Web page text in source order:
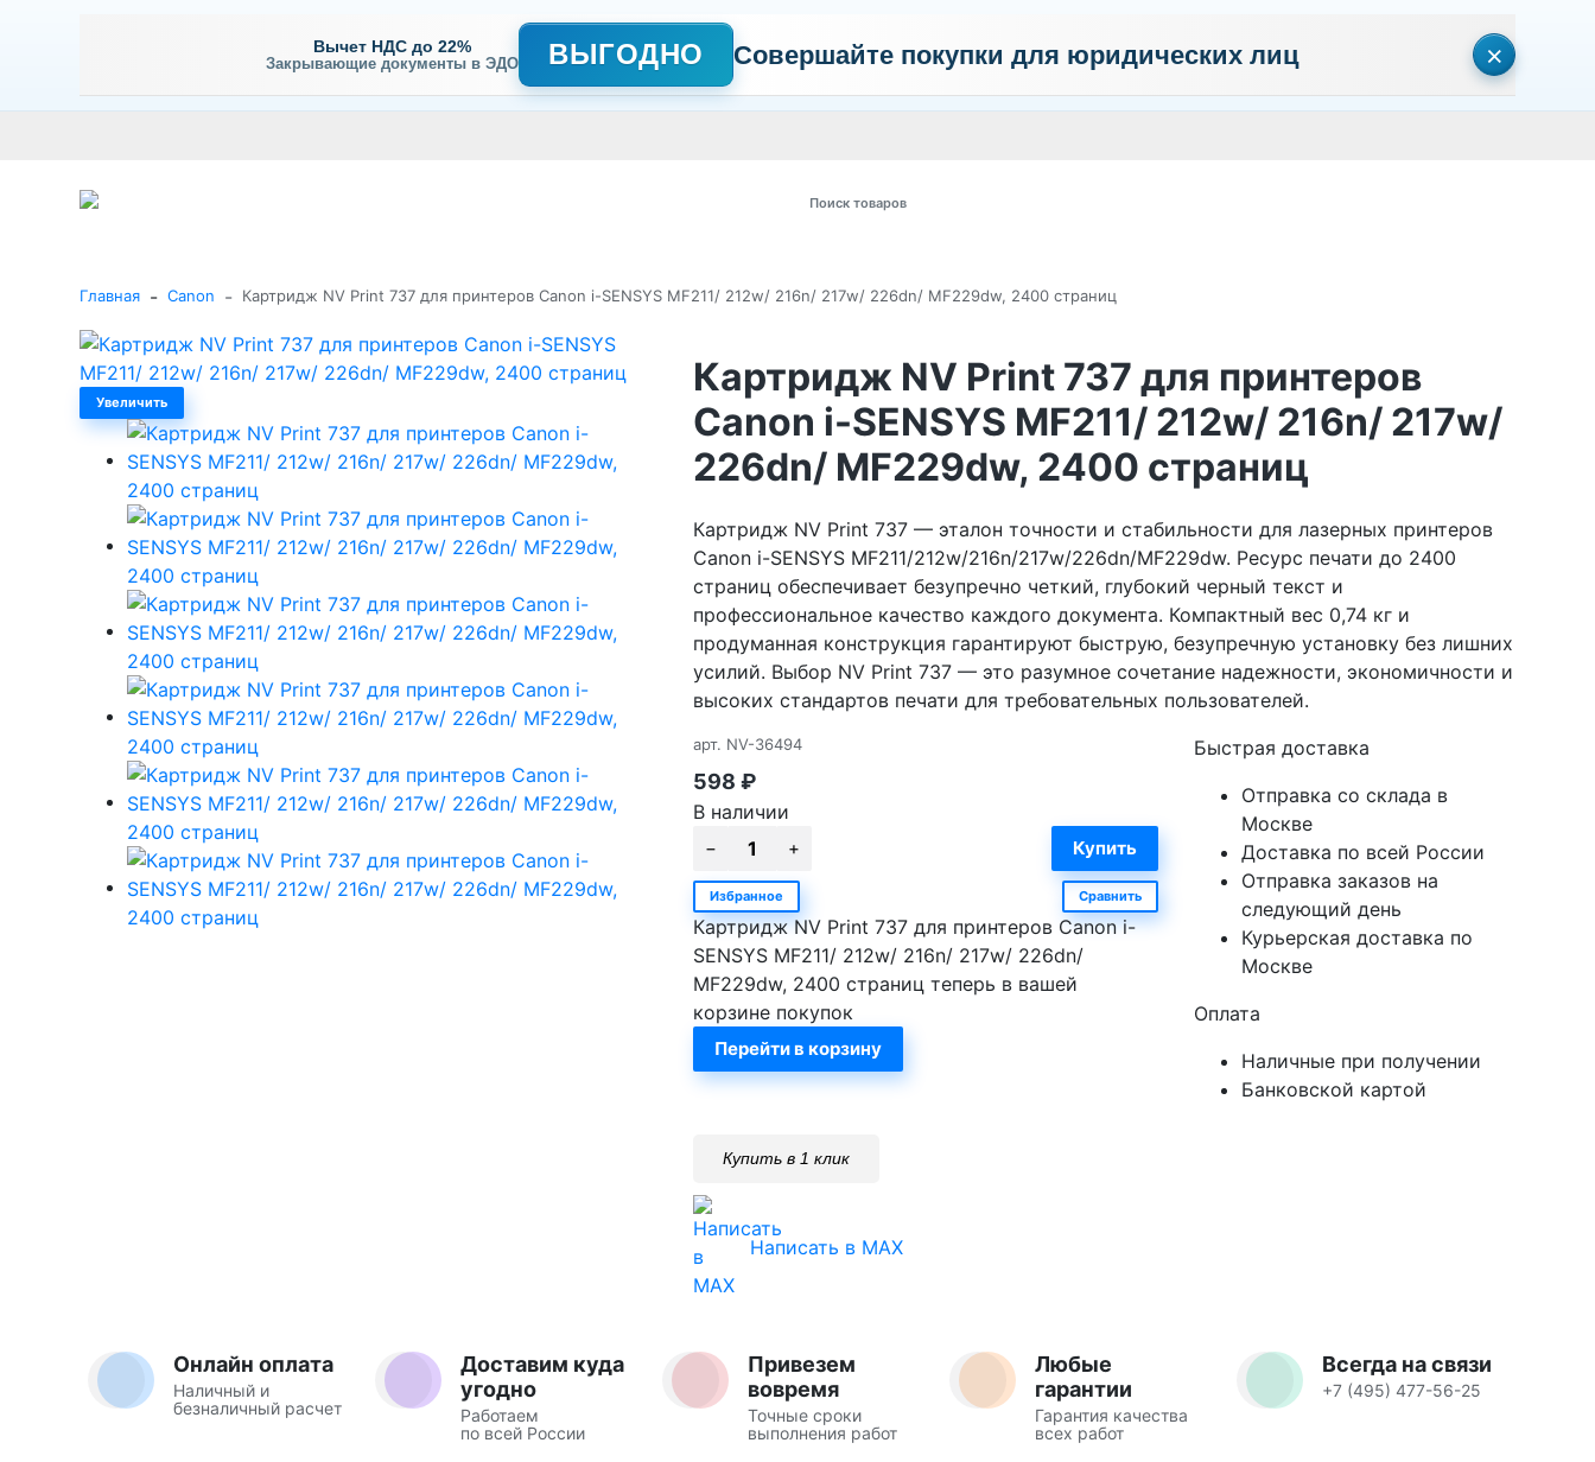
Вычет НДС до 22%
Закрывающие документы в ЭДО ВЫГОДНО Совершайте покупки для юридических лиц ×
Главная - Canon - Картридж NV Print 737 для принтеров Canon i-SENSYS MF211/ 212w/ 216n/ 217w/ 226dn/ MF229dw, 2400 страниц
Увеличить
Картридж NV Print 737 для принтеров
Canon i-SENSYS MF211/ 212w/ 216n/ 217w/
226dn/ MF229dw, 2400 страниц
Картридж NV Print 737 — эталон точности и стабильности для лазерных принтеров
Canon i-SENSYS MF211/212w/216n/217w/226dn/MF229dw. Ресурс печати до 2400
страниц обеспечивает безупречно четкий, глубокий черный текст и
профессиональное качество каждого документа. Компактный вес 0,74 кг и
продуманная конструкция гарантируют быструю, безупречную установку без лишних
усилий. Выбор NV Print 737 — это разумное сочетание надежности, экономичности и
высоких стандартов печати для требовательных пользователей.
арт. NV-36494
598 ₽
В наличии
Избранное Сравнить
Картридж NV Print 737 для принтеров Canon i-
SENSYS MF211/ 212w/ 216n/ 217w/ 226dn/
MF229dw, 2400 страниц теперь в вашей
корзине покупок
Перейти в корзину
Быстрая доставка
Отправка со склада в
Москве
Доставка по всей России
Отправка заказов на
следующий день
Курьерская доставка по
Москве
Оплата
Наличные при получении
Банковской картой
Купить в 1 клик
Написать в MAX
Онлайн оплата
Наличный и
безналичный расчет
Доставим куда
угодно
Работаем
по всей России
Привезем
вовремя
Точные сроки
выполнения работ
Любые
гарантии
Гарантия качества
всех работ
Всегда на связи
+7 (495) 477-56-25